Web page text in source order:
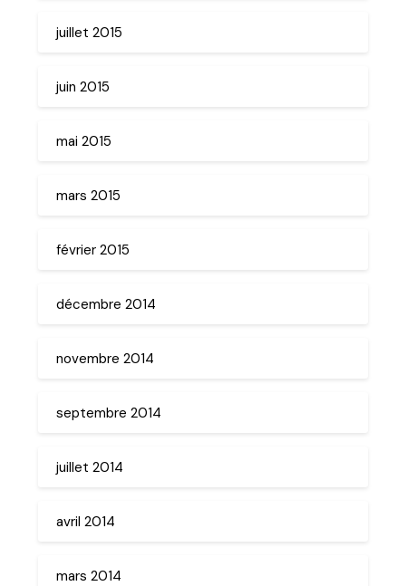
juillet 2015
juin 2015
mai 2015
mars 2015
février 2015
décembre 2014
novembre 2014
septembre 2014
juillet 2014
avril 2014
mars 2014